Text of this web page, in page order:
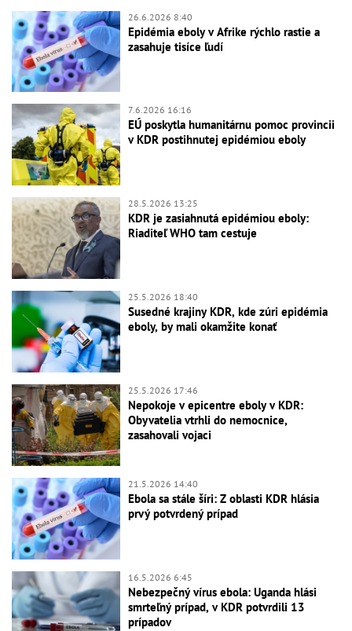
26.6.2026 8:40
Epidémia eboly v Afrike rýchlo rastie a
zasahuje tisíce ľudí
7.6.2026 16:16
EÚ poskytla humanitárnu pomoc provincii
v KDR postihnutej epidémiou eboly
28.5.2026 13:25
KDR je zasiahnutá epidémiou eboly:
Riaditeľ WHO tam cestuje
25.5.2026 18:40
Susedné krajiny KDR, kde zúri epidémia
eboly, by mali okamžite konať
25.5.2026 17:46
Nepokoje v epicentre eboly v KDR:
Obyvatelia vtrhli do nemocnice,
zasahovali vojaci
21.5.2026 14:40
Ebola sa stále šíri: Z oblasti KDR hlásia
prvý potvrdený prípad
16.5.2026 6:45
Nebezpečný vírus ebola: Uganda hlási
smrteľný prípad, v KDR potvrdili 13
prípadov